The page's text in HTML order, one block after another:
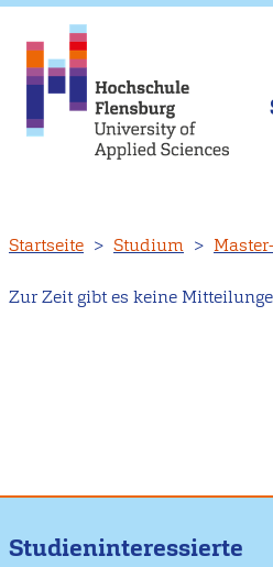
zum
Inhalt
Startseite Studium
Zur Zeit gibt es keine
Studieninteressierte